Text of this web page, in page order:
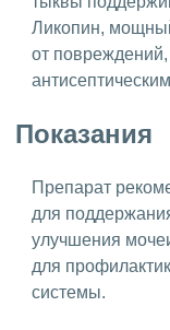
Ликопин,
от повреждений,
Показания
Препарат
для
улучшения
для
системы.